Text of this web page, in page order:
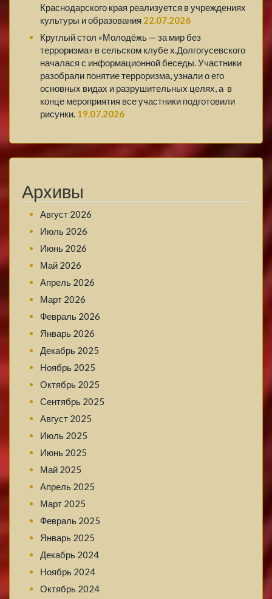
Краснодарского края реализуется в учреждениях
культуры и образования 22.07.2026
Круглый стол «Молодёжь — за мир без
терроризма» в сельском клубе х.Долгогусевского
началася с информационной беседы. Участники
разобрали понятие терроризма, узнали о его
основных видах и разрушительных целях, а в
конце мероприятия все участники подготовили
рисунки. 19.07.2026
Архивы
Август 2026
Июль 2026
Июнь 2026
Май 2026
Апрель 2026
Март 2026
Февраль 2026
Январь 2026
Декабрь 2025
Ноябрь 2025
Октябрь 2025
Сентябрь 2025
Август 2025
Июль 2025
Июнь 2025
Май 2025
Апрель 2025
Март 2025
Февраль 2025
Январь 2025
Декабрь 2024
Ноябрь 2024
Октябрь 2024